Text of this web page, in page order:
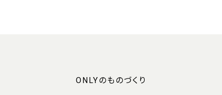
ONLYのものづくり